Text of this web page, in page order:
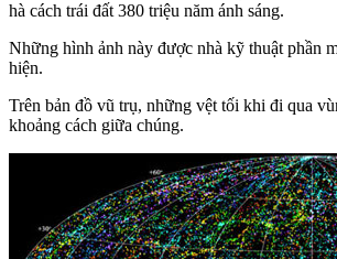
hà cách trái đất 380 triệu năm ánh sáng.
Những hình ảnh này được nhà kỹ thuật phần
hiện.
Trên bản đồ vũ trụ, những vệt tối khi đi qua
khoảng cách giữa chúng.